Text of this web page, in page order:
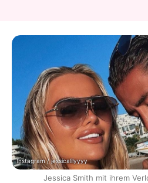
Instagram / jessicalilyyyy
Jessica Smith mit ihrem